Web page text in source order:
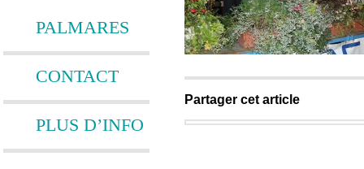
PALMARES
CONTACT
PLUS D’INFO
Partager cet article